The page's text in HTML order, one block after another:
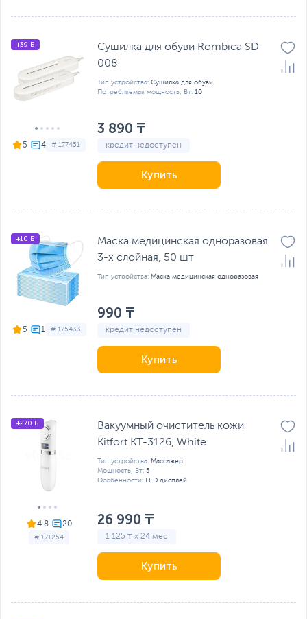
5 # 177451
+39 Б
Сушилка для обуви Rombica SD-
008
Тип устройства: Сушилка для обуви
Потребляемая мощность, Вт: 10
3 890 ₸
кредит недоступен
Купить
5 # 175433
+10 Б
Маска медицинская одноразовая
3-х слойная, 50 шт
Тип устройства: Маска медицинская одноразовая
990 ₸
кредит недоступен
Купить
4.8
# 171254
+270 Б
Вакуумный очиститель кожи
Kitfort КТ-3126, White
Тип устройства: Массажер
Мощность, Вт: 5
Особенности:
LED дисплей
26 990 ₸
1 125 ₸ x 24 мес
Купить